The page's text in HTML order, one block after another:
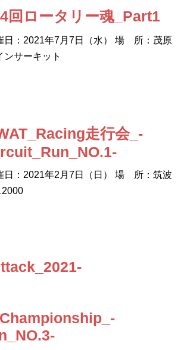
回ロータリー魂_Part1
日：2021年7月7日（水） 場 所：茂原
ンサーキット
走行会_-
日：2021年2月7日（日） 場 所：筑波
2000